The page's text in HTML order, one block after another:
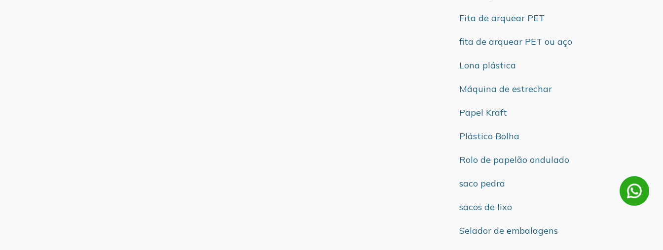
Fita de arquear PET
fita de arquear PET ou aço
Lona plástica
Máquina de estrechar
Papel Kraft
Plástico Bolha
Rolo de papelão ondulado
saco pedra
sacos de lixo
Selador de embalagens